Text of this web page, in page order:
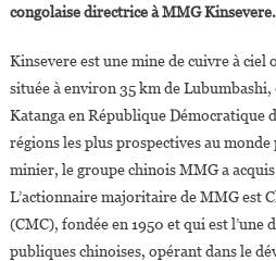
congolaise directrice à MMG Kinsevere.
Kinsevere est une mine de cuivre à ciel
située à environ 35 km de
Katanga en République Démocratique
régions les plus prospectives au
minier, le groupe chinois MMG a
L’actionnaire majoritaire de MMG est
(CMC), fondée en 1950 et qui est l’une
publiques chinoises, opérant dans le